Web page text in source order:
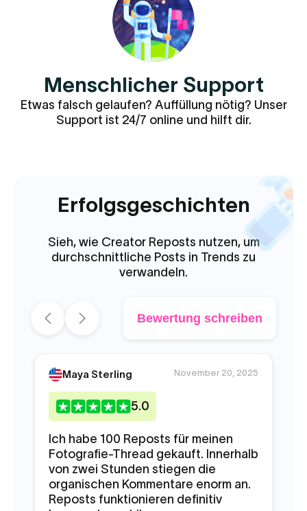
Menschlicher Support
Etwas falsch gelaufen? Auffüllung nötig? Unser
Support ist 24/7 online und hilft dir.
Erfolgsgeschichten
Sieh, wie Creator Reposts nutzen, um
durchschnittliche Posts in Trends zu
verwandeln.
Bewertung schreiben
Maya Sterling November 20, 2025
5.0
Ich habe 100 Reposts für meinen
Fotografie-Thread gekauft. Innerhalb
von zwei Stunden stiegen die
organischen Kommentare enorm an.
Reposts funktionieren definitiv